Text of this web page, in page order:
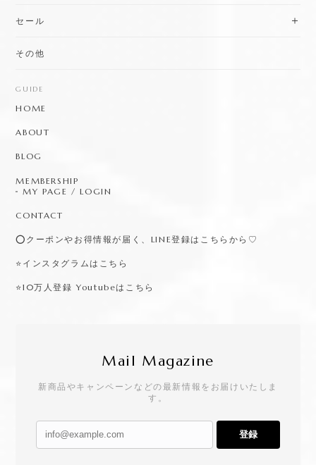
セール
その他
GUIDE
HOME
ABOUT
BLOG
MEMBERSHIP
MY PAGE / LOGIN
CONTACT
⭕️クーポンやお得情報が届く、LINE登録はこちらから♡
⭐️インスタグラムはこちら
⭐️10万人登録 Youtubeはこちら
Mail Magazine
新商品やキャンペーンなどの最新情報をお届けいたしま
す。
登録